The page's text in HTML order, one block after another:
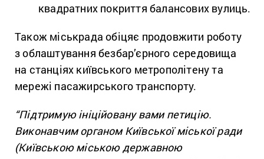
квадратних покриття балансових вулиць.
Також міськрада обіцяє продовжити роботу
з облаштування безбар’єрного середовища
на станціях київського метрополітену та
мережі пасажирського транспорту.
“Підтримую ініційовану вами петицію.
Виконавчим органом Київської міської ради
(Київською міською державною